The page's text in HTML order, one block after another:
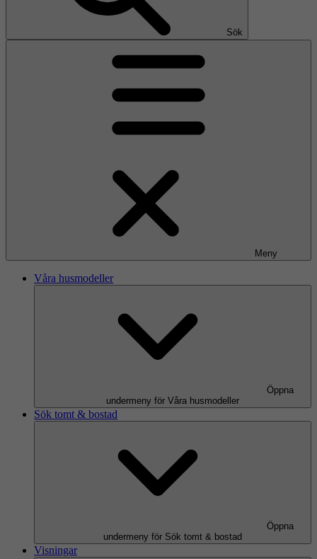
Sök
Meny
Våra husmodeller
Öppna
undermeny för Våra husmodeller
Sök tomt & bostad
Öppna
undermeny för Sök tomt & bostad
Visningar